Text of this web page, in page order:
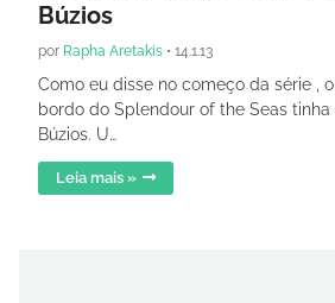
Búzios
por Rapha Aretakis • 14.1.13
Como eu disse no começo da série ,
bordo do Splendour of the Seas
Búzios. U…
Leia mais »